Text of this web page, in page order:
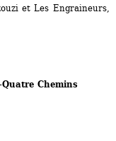
et Les Engraineurs,
Chemins